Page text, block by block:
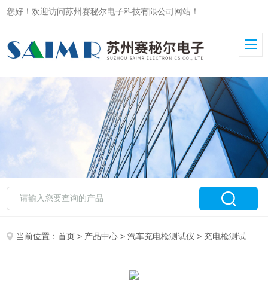
您好！欢迎访问苏州赛秘尔电子科技有限公司网站！
当前位置：首页 > 产品中心 >汽车充电枪测试仪 > 充电枪测试仪